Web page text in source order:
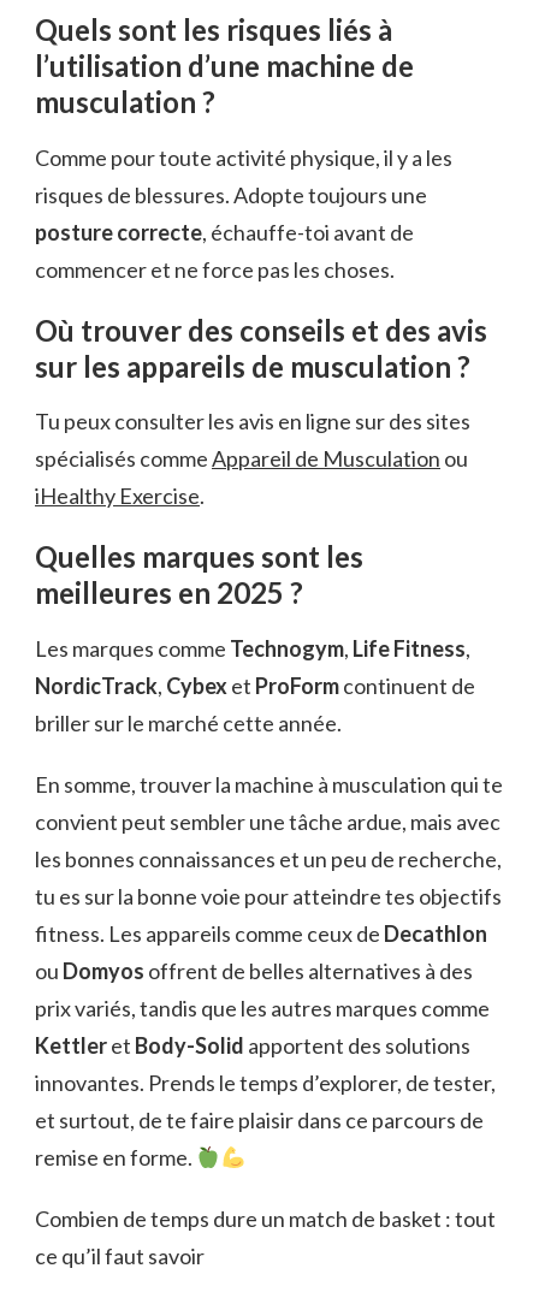
Quels sont les risques liés à
l’utilisation d’une machine de
musculation ?
Comme pour toute activité physique, il y a les
risques de blessures. Adopte toujours une
posture correcte, échauffe-toi avant de
commencer et ne force pas les choses.
Où trouver des conseils et des avis
sur les appareils de musculation ?
Tu peux consulter les avis en ligne sur des sites
spécialisés commeAppareil de Musculation ou
iHealthy Exercise.
Quelles marques sont les
meilleures en 2025 ?
Les marques comme Technogym, Life Fitness,
NordicTrack, Cybex et ProFormcontinuent de
briller sur le marché cette année.
En somme, trouver la machine à musculation qui te
convient peut sembler une tâche ardue, mais avec
les bonnes connaissances et un peu de recherche,
tu es sur la bonne voie pour atteindre tes objectifs
fitness. Les appareils comme ceux de Decathlon
ou Domyos offrent de belles alternatives à des
prix variés, tandis que les autres marques comme
Kettleret Body-Solid apportent des solutions
innovantes. Prends le temps d’explorer, de tester,
et surtout, de te faire plaisir dans ce parcours de
remise en forme.
Combien de temps dure un match de basket : tout
ce qu’il faut savoir